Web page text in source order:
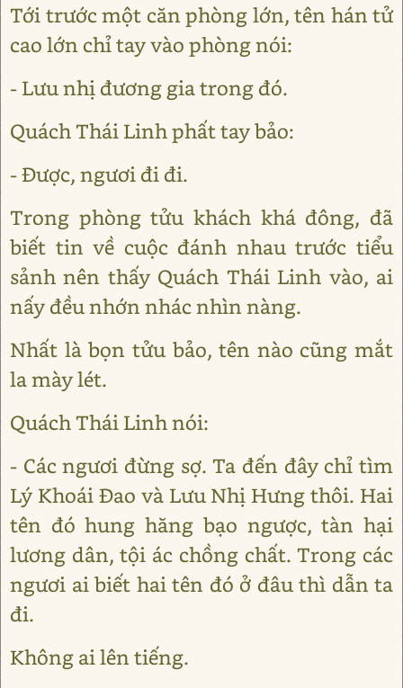
Tới trước một căn phòng lớn, tên hán tử
cao lớn chỉ tay vào phòng nói:
- Lưu nhị đương gia trong đó.
Quách Thái Linh phất tay bảo:
- Được, ngươi đi đi.
Trong phòng tửu khách khá đông, đã
biết tin về cuộc đánh nhau trước tiểu
sảnh nên thấy Quách Thái Linh vào, ai
nấy đều nhớn nhác nhìn nàng.
Nhất là bọn tửu bảo, tên nào cũng mắt
la mày lét.
Quách Thái Linh nói:
- Các ngươi đừng sợ. Ta đến đây chỉ tìm
Lý Khoái Đao và Lưu Nhị Hưng thôi. Hai
tên đó hung hăng bạo ngược, tàn hại
lương dân, tội ác chồng chất. Trong các
ngươi ai biết hai tên đó ở đâu thì dẫn ta
đi.
Không ai lên tiếng.